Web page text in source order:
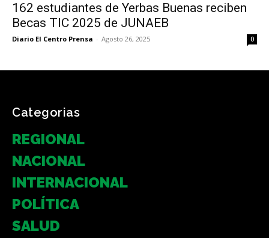
162 estudiantes de Yerbas Buenas reciben
Becas TIC 2025 de JUNAEB
Diario El Centro Prensa - Agosto 26, 2025 0
Categorias
REGIONAL
NACIONAL
INTERNACIONAL
POLÍTICA
SALUD